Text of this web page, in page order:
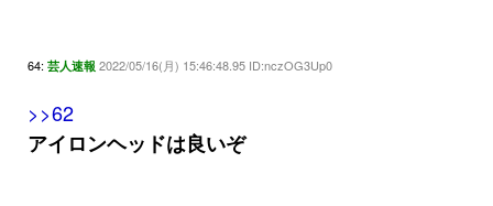
64: 芸人速報 2022/05/16(月) 15:46:48.95 ID:nczOG3Up0
>>62
アイロンヘッドは良いぞ